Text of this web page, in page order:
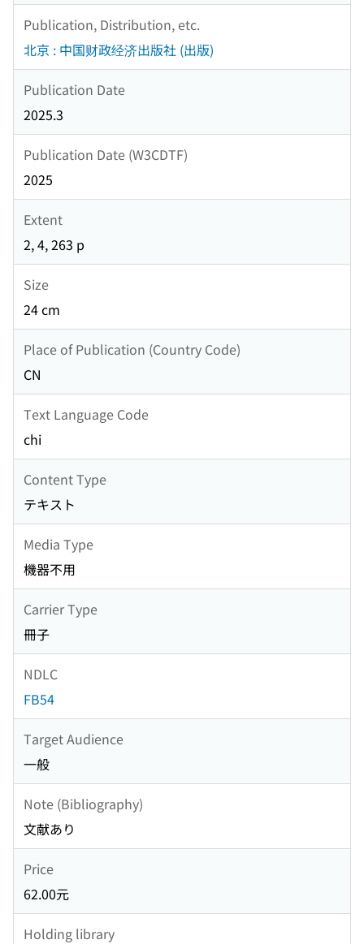
Publication, Distribution, etc.
北京 : 中国财政经济出版社 (出版)
Publication Date
2025.3
Publication Date (W3CDTF)
2025
Extent
2, 4, 263 p
Size
24 cm
Place of Publication (Country Code)
CN
Text Language Code
chi
Content Type
テキスト
Media Type
機器不用
Carrier Type
冊子
NDLC
FB54
Target Audience
一般
Note (Bibliography)
文献あり
Price
62.00元
Holding library